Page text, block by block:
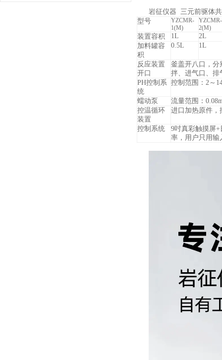
岩征仪器 三元前驱体
型号
YZCMR-
1(M)
YZCMR-
2(M)
装置容积 1L
2L
加料罐容
积
0.5L 1L
反应装置
开口
釜盖开八 口 ， 分
拌、 进气口、排
PH控制系
统
控制范围：2～
蠕动泵
流量范围：
控温循环
装置
进口加热原件，
控制系统
9吋真彩触摸屏
率，用户只用输